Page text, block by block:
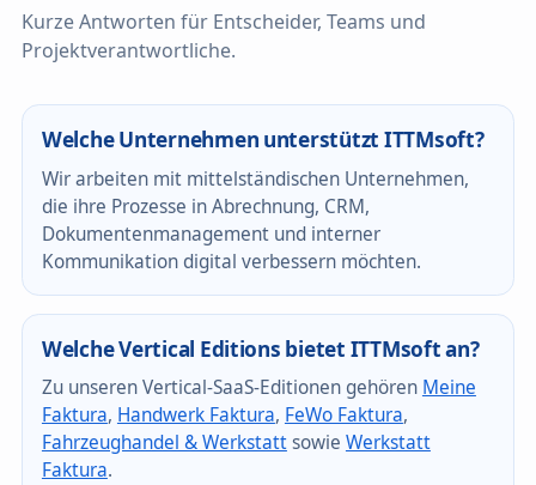
Kurze Antworten für Entscheider, Teams und
Projektverantwortliche.
Welche Unternehmen unterstützt ITTMsoft?
Wir arbeiten mit mittelständischen Unternehmen,
die ihre Prozesse in Abrechnung, CRM,
Dokumentenmanagement und interner
Kommunikation digital verbessern möchten.
Welche Vertical Editions bietet ITTMsoft an?
Zu unseren Vertical-SaaS-Editionen gehören Meine
Faktura, Handwerk Faktura, FeWo Faktura,
Fahrzeughandel & Werkstattsowie Werkstatt
Faktura.